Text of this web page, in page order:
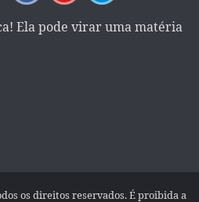
Ela pode virar uma matéria
os direitos reservados. É proibida a